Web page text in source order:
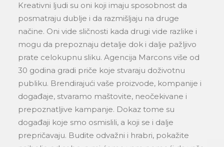
Kreativni ljudi su oni koji imaju sposobnost da
posmatraju dublje i da razmišljaju na druge
načine. Oni vide sličnosti kada drugi vide razlike i
mogu da prepoznaju detalje dok i dalje pažljivo
prate celokupnu sliku. Agencija Marcons više od
30 godina gradi priče koje stvaraju doživotnu
publiku. Brendirajući vaše proizvode, kompanije i
događaje, stvaramo maštovite, neočekivane i
prepoznatljive kampanje. Dokaz tome su
događaji koje smo osmislili, a koji se i dalje
prepričavaju. Budite odvažni i hrabri, pokažite